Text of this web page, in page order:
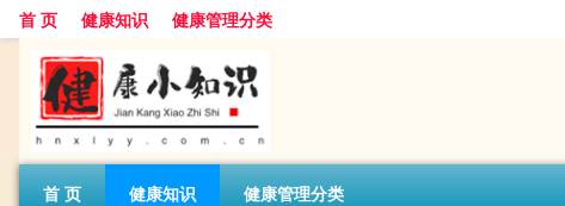
首 页 健康知识 健康管理分类
首 页 健康知识 健康管理分类